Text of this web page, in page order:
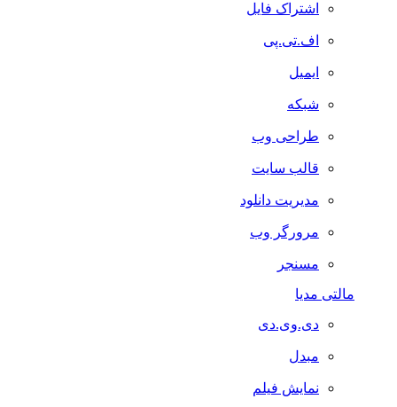
اشتراک فایل
اف.تی.پی
ایمیل
شبکه
طراحی وب
قالب سایت
مدیریت دانلود
مرورگر وب
مسنجر
مالتی مدیا
دی.وی.دی
مبدل
نمایش فیلم